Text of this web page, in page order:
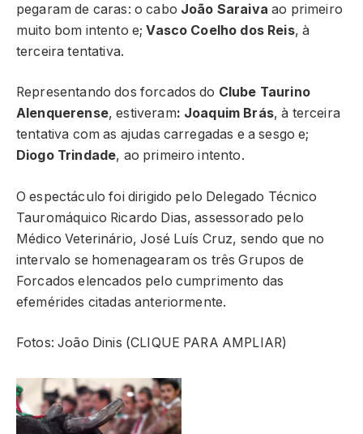
pegaram de caras: o cabo João Saraiva ao primeiro
muito bom intento e;Vasco Coelho dos Reis, à
terceira tentativa.
Representando dos forcados do Clube Taurino
Alenquerense, estiveram: Joaquim Brás, à terceira
tentativa com as ajudas carregadas e a sesgo e;
Diogo Trindade, ao primeiro intento.
O espectáculo foi dirigido pelo Delegado Técnico
Tauromáquico Ricardo Dias, assessorado pelo
Médico Veterinário, José Luís Cruz, sendo que no
intervalo se homenagearam os três Grupos de
Forcados elencados pelo cumprimento das
efemérides citadas anteriormente.
Fotos: João Dinis (CLIQUE PARA AMPLIAR)